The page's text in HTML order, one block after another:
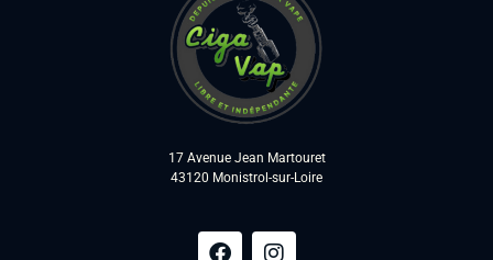
17 Avenue Jean Martouret
43120 Monistrol-sur-Loire